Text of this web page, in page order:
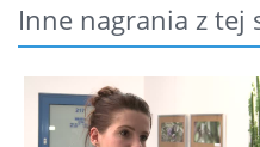
Inne nagrania z tej